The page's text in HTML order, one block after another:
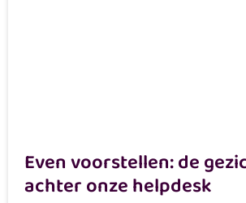
Even voorstellen: de
achter onze helpdesk